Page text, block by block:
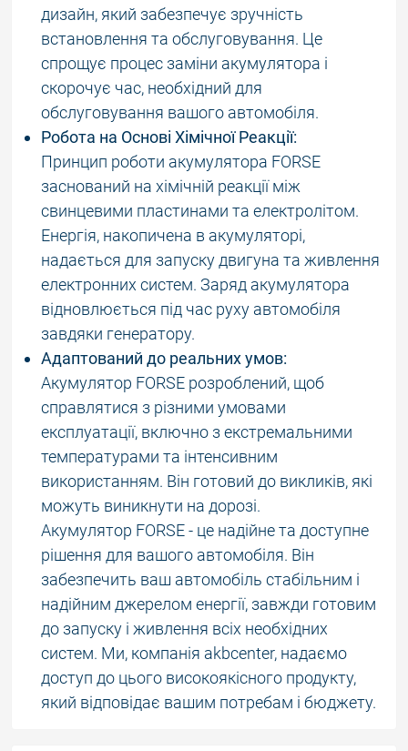
дизайн, який забезпечує зручність
встановлення та обслуговування. Це
спрощує процес заміни акумулятора і
скорочує час, необхідний для
обслуговування вашого автомобіля.
Робота на Основі Хімічної Реакції:
Принцип роботи акумулятора FORSE
заснований на хімічній реакції між
свинцевими пластинами та електролітом.
Енергія, накопичена в акумуляторі,
надається для запуску двигуна та живлення
електронних систем. Заряд акумулятора
відновлюється під час руху автомобіля
завдяки генератору.
Адаптований до реальних умов:
Акумулятор FORSE розроблений, щоб
справлятися з різними умовами
експлуатації, включно з екстремальними
температурами та інтенсивним
використанням. Він готовий до викликів, які
можуть виникнути на дорозі.
Акумулятор FORSE - це надійне та доступне
рішення для вашого автомобіля. Він
забезпечить ваш автомобіль стабільним і
надійним джерелом енергії, завжди готовим
до запуску і живлення всіх необхідних
систем. Ми, компанія akbcenter, надаємо
доступ до цього високоякісного продукту,
який відповідає вашим потребам і бюджету.